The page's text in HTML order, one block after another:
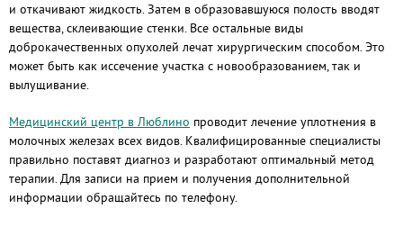
и откачивают жидкость. Затем в образовавшуюся полость вводят
вещества, склеивающие стенки. Все остальные виды
доброкачественных опухолей лечат хирургическим способом. Это
может быть как иссечение участка с новообразованием, так и
вылущивание.
Медицинский центр в Люблино проводит лечение уплотнения в
молочных железах всех видов. Квалифицированные специалисты
правильно поставят диагноз и разработают оптимальный метод
терапии. Для записи на прием и получения дополнительной
информации обращайтесь по телефону.